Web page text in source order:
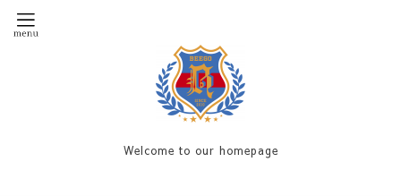
Welcome to our homepage